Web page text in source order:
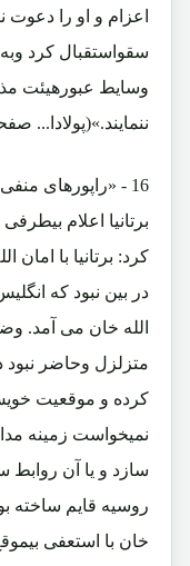
اعزام و او را دعوت
سقواستقبال کرد
وسایط عبورهیئت
ننمایند.»(پولادا...
16 - «راپورهای
برتانیا اعلام
کرد: برتانیا با امان
در بین نبود که
الله خان می آمد.
متزلزل وحاضر
کرده و موقعیت
نمیخواست زمینه
سازد و یا آن روابط
روسیه قایم ساخته
خان با استعفی